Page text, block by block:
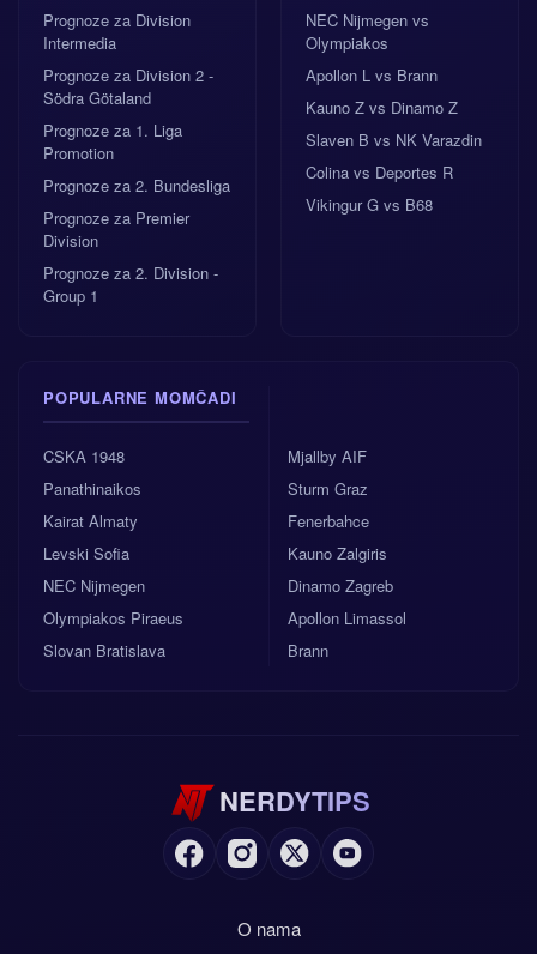
Prognoze za Division
Intermedia
Prognoze za Division 2 -
Södra Götaland
Prognoze za 1. Liga
Promotion
Prognoze za 2. Bundesliga
Prognoze za Premier
Division
Prognoze za 2. Division -
Group 1
NEC Nijmegen vs
Olympiakos
Apollon L vs Brann
Kauno Z vs Dinamo Z
Slaven B vs NK Varazdin
Colina vs Deportes R
Vikingur G vs B68
POPULARNE MOMČADI
CSKA 1948
Panathinaikos
Kairat Almaty
Levski Sofia
NEC Nijmegen
Olympiakos Piraeus
Slovan Bratislava
Mjallby AIF
Sturm Graz
Fenerbahce
Kauno Zalgiris
Dinamo Zagreb
Apollon Limassol
Brann
NERDYTIPS
O nama